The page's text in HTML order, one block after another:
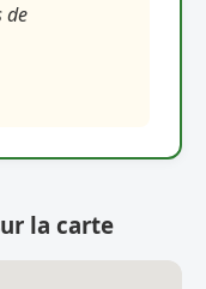
de
la carte